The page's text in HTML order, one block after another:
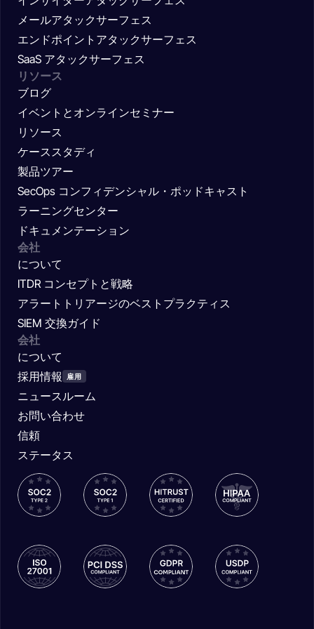
メールアタックサーフェス
エンドポイントアタックサーフェス
SaaS アタックサーフェス
リソース
ブログ
イベントとオンラインセミナー
リソース
ケーススタディ
製品ツアー
SecOps コンフィデンシャル・ポッドキャスト
ラーニングセンター
ドキュメンテーション
会社
について
ITDR コンセプトと戦略
アラートトリアージのベストプラクティス
SIEM 交換ガイド
会社
について
採用情報
雇用
ニュースルーム
お問い合わせ
信頼
ステータス